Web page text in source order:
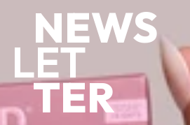
NEWS
LET
TER